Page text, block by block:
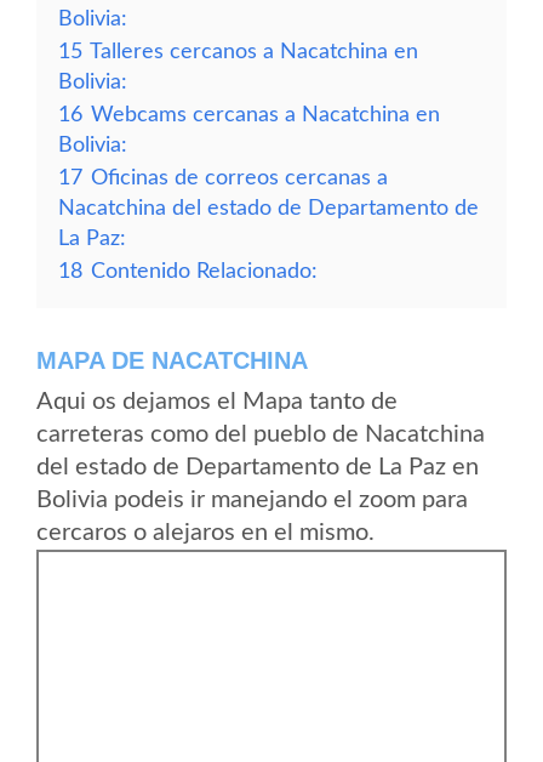
Bolivia:
15 Talleres cercanos a Nacatchina en
Bolivia:
16 Webcams cercanas a Nacatchina en
Bolivia:
17 Oficinas de correos cercanas a
Nacatchina del estado de Departamento de
La Paz:
18 Contenido Relacionado:
MAPA DE NACATCHINA
Aqui os dejamos el Mapa tanto de
carreteras como del pueblo de Nacatchina
del estado de Departamento de La Paz en
Bolivia podeis ir manejando el zoom para
cercaros o alejaros en el mismo.